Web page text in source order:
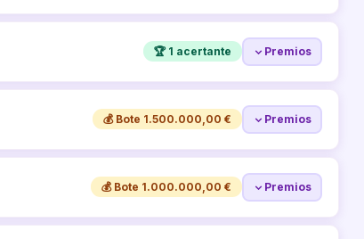
🏆 1 acertante Premios
💰 Bote 1.500.000,00 € Premios
💰 Bote 1.000.000,00 € Premios